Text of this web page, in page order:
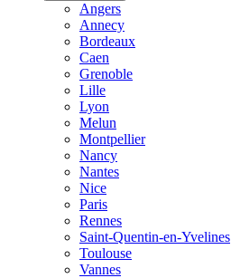
Angers
Annecy
Bordeaux
Caen
Grenoble
Lille
Lyon
Melun
Montpellier
Nancy
Nantes
Nice
Paris
Rennes
Saint-Quentin-en-Yvelines
Toulouse
Vannes